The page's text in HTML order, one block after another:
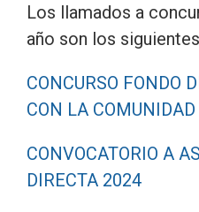
Los llamados a
año son los
CONCURSO FONDO
CON LA
CONVOCATORIO A
DIRECTA 2024